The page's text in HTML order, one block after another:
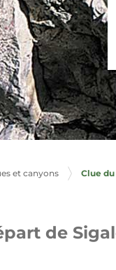
et canyons Clue
de